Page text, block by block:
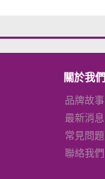
關於我們
品牌故事
最新消息
常見問題
聯絡我們